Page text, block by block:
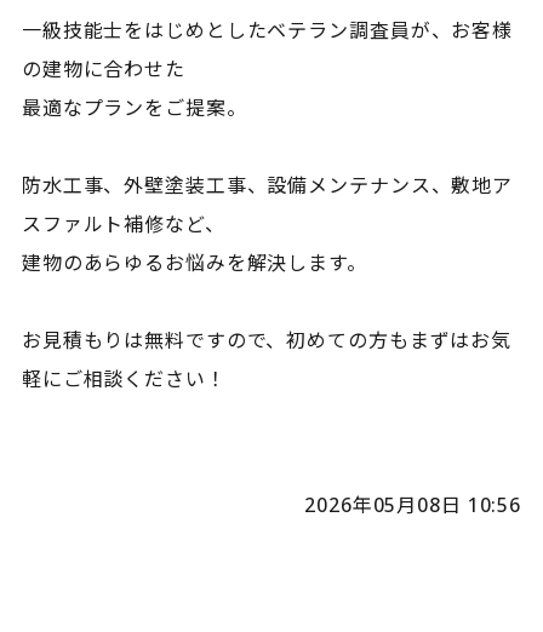
一級技能士をはじめとしたベテラン調査員が、お客様
の建物に合わせた
最適なプランをご提案。
防水工事、外壁塗装工事、設備メンテナンス、敷地ア
スファルト補修など、
建物のあらゆるお悩みを解決します。
お見積もりは無料ですので、初めての方もまずはお気
軽にご相談ください！
2026年05月08日 10:56